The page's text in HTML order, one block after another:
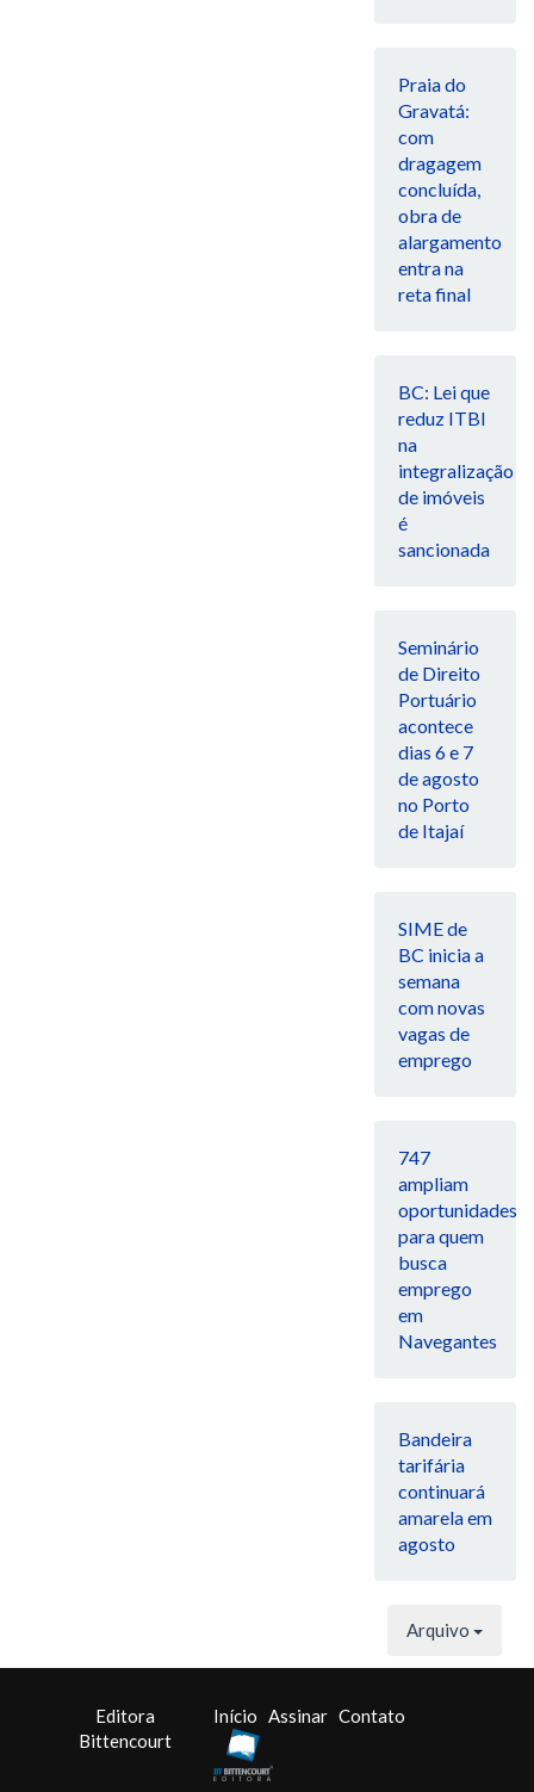
Praia do
Gravatá:
com
dragagem
concluída,
obra de
alargamento
entra na
reta final
BC: Lei que
reduz ITBI
na
integralização
de imóveis
é
sancionada
Seminário
de Direito
Portuário
acontece
dias 6 e 7
de agosto
no Porto
de Itajaí
SIME de
BC inicia a
semana
com novas
vagas de
emprego
747
ampliam
oportunidades
para quem
busca
emprego
em
Navegantes
Bandeira
tarifária
continuará
amarela em
agosto
Arquivo
Editora
Bittencourt
Início Assinar Contato